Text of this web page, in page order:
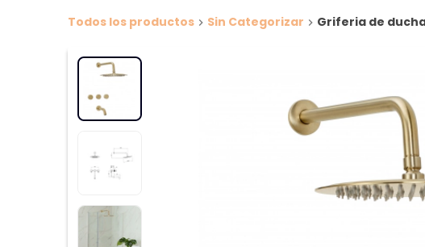
Todos los productos Sin Categorizar Griferia de